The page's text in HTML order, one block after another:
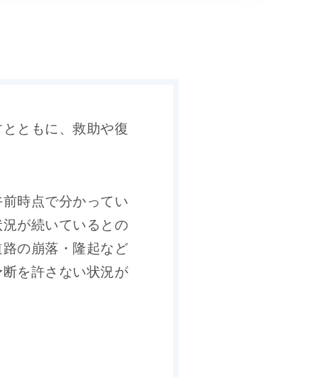
ともに、救助や復
時点で分かってい
が続いているとの
の崩落・隆起など
を許さない状況が